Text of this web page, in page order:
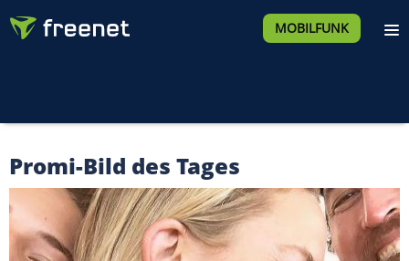
MOBILFUNK
Promi-Bild des Tages